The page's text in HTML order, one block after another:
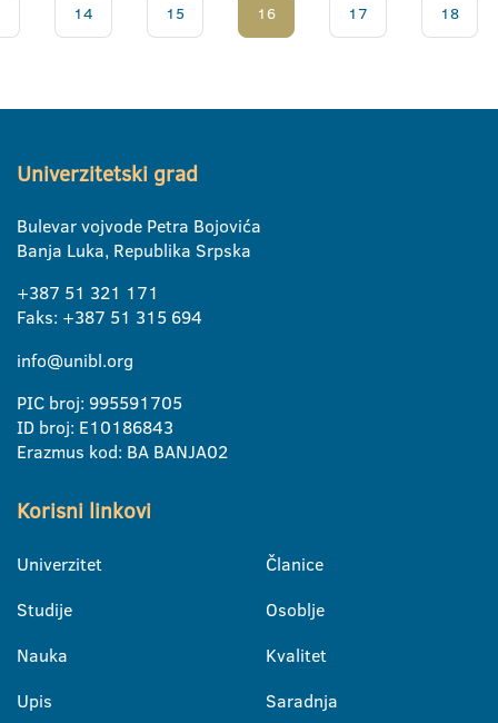
14 15 16 17 18
Univerzitetski grad
Bulevar vojvode Petra Bojovića
Banja Luka, Republika Srpska
+387 51 321 171
Faks: +387 51 315 694
info@unibl.org
PIC broj: 995591705
ID broj: E10186843
Erazmus kod: BA BANJA02
Korisni linkovi
Univerzitet
Studije
Nauka
Upis
Članice
Osoblje
Kvalitet
Saradnja